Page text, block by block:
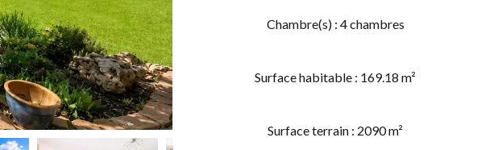
Chambre(s) : 4 chambres
Surface habitable : 169.18 m²
Surface terrain : 2090 m²